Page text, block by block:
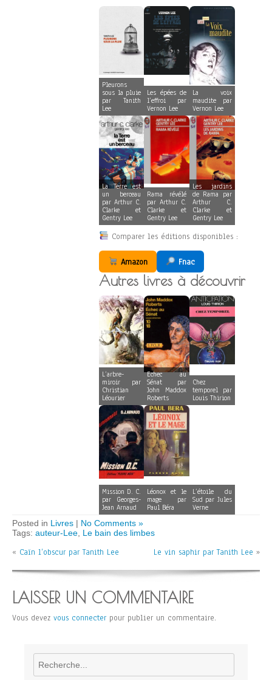
Pleurons
sous la pluie
par Tanith
Lee
Les épées de
l’effroi par
Vernon Lee
La voix
maudite par
Vernon Lee
La Terre est
un berceau
par Arthur C.
Clarke et
Gentry Lee
Rama révélé
par Arthur C.
Clarke et
Gentry Lee
Les jardins
de Rama par
Arthur C.
Clarke et
Gentry Lee
Comparer les éditions disponibles :
Amazon Fnac
Autres livres à découvrir
L’arbre-
miroir par
Christian
Léourier
Echec au
Sénat par
John Maddox
Roberts
Chez
temporel par
Louis Thirion
Mission D. C.
par Georges-
Jean Arnaud
Léonox et le
mage par
Paul Béra
L’étoile du
Sud par Jules
Verne
Posted in Livres | No Comments »
Tags: auteur-Lee, Le bain des limbes
« Caïn l’obscur par Tanith Lee Le vin saphir par Tanith Lee »
LAISSER UN COMMENTAIRE
Vous devez vous connecter pour publier un commentaire.
Rechercher